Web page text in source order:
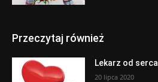
Przeczytaj również
Lekarz od serca
20 lipca 2020